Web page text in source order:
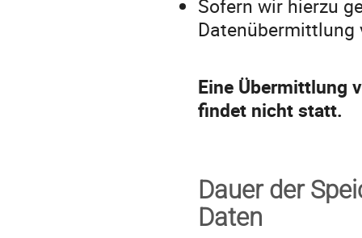
Sofern wir hierzu
Datenübermittlung
Eine Übermittlung
findet nicht statt.
Dauer der
Daten